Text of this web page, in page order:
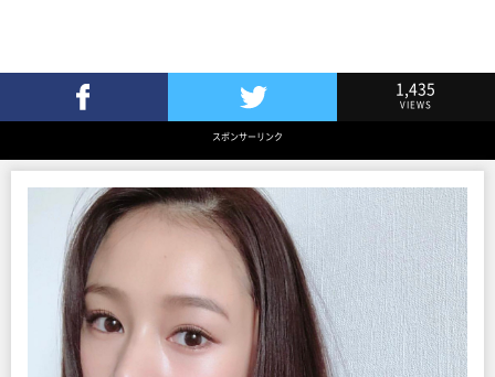
Twitterでツイート
1,435
VIEWS
スポンサーリンク